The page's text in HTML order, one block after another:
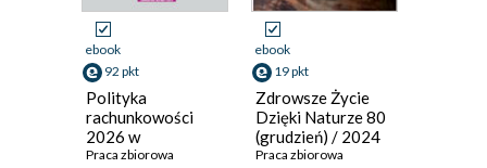
ebook
92 pkt
Polityka
rachunkowości
2026 w
instytucjach
Praca zbiorowa
ebook
19 pkt
Zdrowsze Życie
Dzięki Naturze 80
(grudzień) / 2024
Praca zbiorowa